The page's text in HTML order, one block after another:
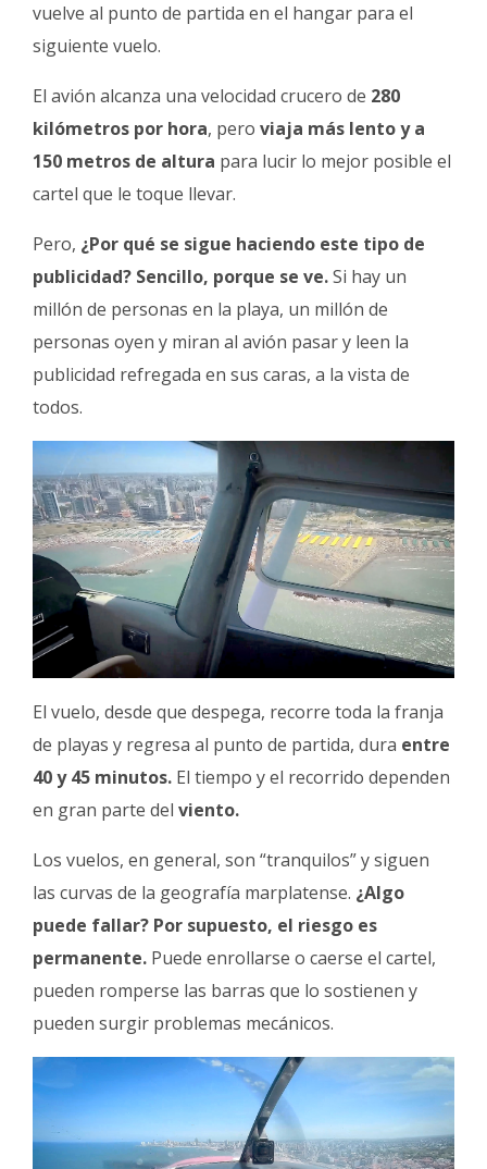
vuelve al punto de partida en el hangar para el
siguiente vuelo.
El avión alcanza una velocidad crucero de 280
kilómetros por hora, pero viaja más lento y a
150 metros de altura para lucir lo mejor posible el
cartel que le toque llevar.
Pero, ¿Por qué se sigue haciendo este tipo de
publicidad? Sencillo, porque se ve.Si hay un
millón de personas en la playa, un millón de
personas oyen y miran al avión pasar y leen la
publicidad refregada en sus caras, a la vista de
todos.
El vuelo, desde que despega, recorre toda la franja
de playas y regresa al punto de partida, dura entre
40 y 45 minutos. El tiempo y el recorrido dependen
en gran parte del viento.
Los vuelos, en general, son “tranquilos” y siguen
las curvas de la geografía marplatense. ¿Algo
puede fallar? Por supuesto, el riesgo es
permanente. Puede enrollarse o caerse el cartel,
pueden romperse las barras que lo sostienen y
pueden surgir problemas mecánicos.